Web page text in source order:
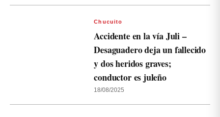
Chucuito
Accidente en la vía Juli –
Desaguadero deja un fallecido
y dos heridos graves;
conductor es juleño
18/08/2025